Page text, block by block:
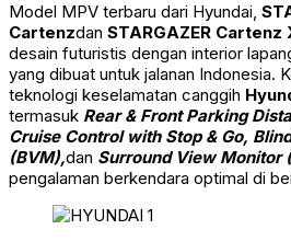
Model MPV terbaru dari Hyundai,
Cartenzdan STARGAZER Cartenz
desain futuristis dengan interior
yang dibuat untuk jalanan Indonesia.
teknologi keselamatan canggih
termasuk Rear & Front Parking
Cruise Control with Stop & Go,
(BVM),dan Surround View Monitor
pengalaman berkendara optimal di